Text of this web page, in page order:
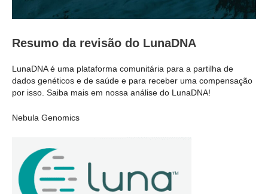
Resumo da revisão do LunaDNA
LunaDNA é uma plataforma comunitária para a partilha de
dados genéticos e de saúde e para receber uma compensação
por isso. Saiba mais em nossa análise do LunaDNA!
Nebula Genomics